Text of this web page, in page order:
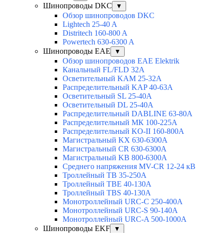
Шинопроводы DKC ▼
Обзор шинопроводов DKC
Lightech 25-40 A
Distritech 160-800 A
Powertech 630-6300 A
Шинопроводы EAE
▼
Обзор шинопроводов EAE Elektrik
Канальный FL/FLD 32A
Осветительный KAM 25-32А
Распределительный KAP 40-63A
Осветительный SL 25-40А
Осветительный DL 25-40А
Распределительный DABLINE 63-80A
Распределительный МК 100-225А
Распределительный KO-II 160-800А
Магистральный KX 630-6300А
Магистральный CR 630-6300А
Магистральный KB 800-6300А
Среднего напряжения MV-CR 12-24 кВ
Троллейный TB 35-250A
Троллейный TBE 40-130A
Троллейный TBS 40-130A
Монотроллейный URC-C 250-400A
Монотроллейный URC-S 90-140A
Монотроллейный URC-A 500-1000A
Шинопроводы EKF
▼